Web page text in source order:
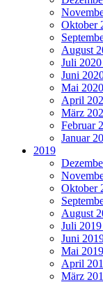
Oktober
August
Juli 2020
Juni
Mai 2020
April
März
Februar
Januar
2019
Oktober
August
Juli 2019
Juni
Mai 2019
April
März